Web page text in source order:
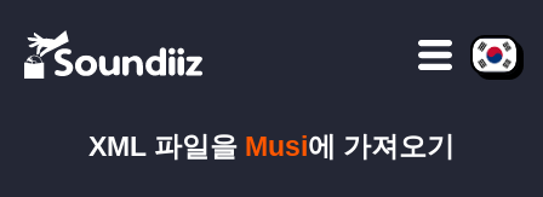
XML 파일을 Musi에 가져오기